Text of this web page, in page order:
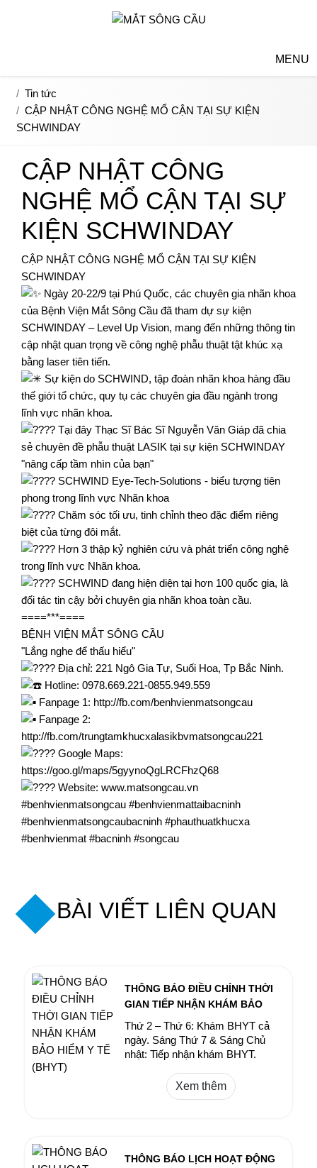
MENU
Tin tức
CẬP NHẬT CÔNG NGHỆ MỔ CẬN TẠI SỰ KIỆN
SCHWINDAY
CẬP NHẬT CÔNG
NGHỆ MỔ CẬN TẠI SỰ
KIỆN SCHWINDAY
CẬP NHẬT CÔNG NGHỆ MỔ CẬN TẠI SỰ KIỆN
SCHWINDAY
Ngày 20-22/9 tại Phú Quốc, các chuyên gia nhãn khoa
của Bệnh Viện Mắt Sông Cầu đã tham dự sự kiện
SCHWINDAY – Level Up Vision, mang đến những thông tin
cập nhật quan trọng về công nghệ phẫu thuật tật khúc xạ
bằng laser tiên tiến.
Sự kiện do SCHWIND, tập đoàn nhãn khoa hàng đầu
thế giới tổ chức, quy tụ các chuyên gia đầu ngành trong
lĩnh vực nhãn khoa.
Tại đây Thạc Sĩ Bác Sĩ Nguyễn Văn Giáp đã chia
sẻ chuyên đề phẫu thuật LASIK tại sự kiện SCHWINDAY
"nâng cấp tầm nhìn của bạn"
SCHWIND Eye-Tech-Solutions - biểu tượng tiên
phong trong lĩnh vực Nhãn khoa
Chăm sóc tối ưu, tinh chỉnh theo đặc điểm riêng
biệt của từng đôi mắt.
Hơn 3 thập kỷ nghiên cứu và phát triển công nghệ
trong lĩnh vực Nhãn khoa.
SCHWIND đang hiện diện tại hơn 100 quốc gia, là
đối tác tin cậy bởi chuyên gia nhãn khoa toàn cầu.
====***====
BỆNH VIỆN MẮT SÔNG CẦU
"Lắng nghe để thấu hiểu"
Địa chỉ: 221 Ngô Gia Tự, Suối Hoa, Tp Bắc Ninh.
Hotline: 0978.669.221-0855.949.559
Fanpage 1: http://fb.com/benhvienmatsongcau
Fanpage 2:
http://fb.com/trungtamkhucxalasikbvmatsongcau221
Google Maps:
https://goo.gl/maps/5gyynoQgLRCFhzQ68
Website: www.matsongcau.vn
#benhvienmatsongcau #benhvienmattaibacninh
#benhvienmatsongcaubacninh #phauthuatkhucxa
#benhvienmat #bacninh #songcau
BÀI VIẾT LIÊN QUAN
THÔNG BÁO ĐIỀU CHỈNH THỜI
GIAN TIẾP NHẬN KHÁM BẢO
HIỂM Y TẾ (BHYT)
Thứ 2 – Thứ 6: Khám BHYT cả
ngày. Sáng Thứ 7 & Sáng Chủ
nhật: Tiếp nhận khám BHYT.
Không khám BHYT.
Xem thêm
THÔNG BÁO LỊCH HOẠT ĐỘNG